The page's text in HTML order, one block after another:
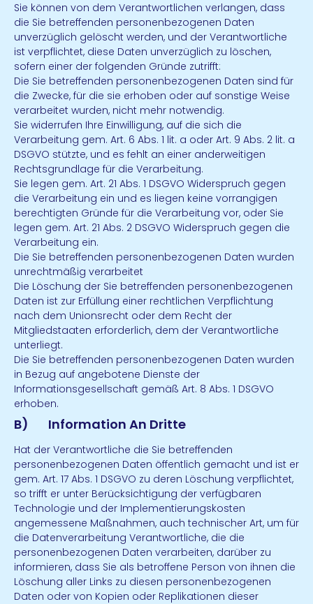
Sie können von dem Verantwortlichen verlangen, dass
die Sie betreffenden personenbezogenen Daten
unverzüglich gelöscht werden, und der Verantwortliche
ist verpflichtet, diese Daten unverzüglich zu löschen,
sofern einer der folgenden Gründe zutrifft:
Die Sie betreffenden personenbezogenen Daten sind für
die Zwecke, für die sie erhoben oder auf sonstige Weise
verarbeitet wurden, nicht mehr notwendig.
Sie widerrufen Ihre Einwilligung, auf die sich die
Verarbeitung gem. Art. 6 Abs. 1 lit. a oder Art. 9 Abs. 2 lit. a
DSGVO stützte, und es fehlt an einer anderweitigen
Rechtsgrundlage für die Verarbeitung.
Sie legen gem. Art. 21 Abs. 1 DSGVO Widerspruch gegen
die Verarbeitung ein und es liegen keine vorrangigen
berechtigten Gründe für die Verarbeitung vor, oder Sie
legen gem. Art. 21 Abs. 2 DSGVO Widerspruch gegen die
Verarbeitung ein.
Die Sie betreffenden personenbezogenen Daten wurden
unrechtmäßig verarbeitet
Die Löschung der Sie betreffenden personenbezogenen
Daten ist zur Erfüllung einer rechtlichen Verpflichtung
nach dem Unionsrecht oder dem Recht der
Mitgliedstaaten erforderlich, dem der Verantwortliche
unterliegt.
Die Sie betreffenden personenbezogenen Daten wurden
in Bezug auf angebotene Dienste der
Informationsgesellschaft gemäß Art. 8 Abs. 1 DSGVO
erhoben.
B) Information An Dritte
Hat der Verantwortliche die Sie betreffenden
personenbezogenen Daten öffentlich gemacht und ist er
gem. Art. 17 Abs. 1 DSGVO zu deren Löschung verpflichtet,
so trifft er unter Berücksichtigung der verfügbaren
Technologie und der Implementierungskosten
angemessene Maßnahmen, auch technischer Art, um für
die Datenverarbeitung Verantwortliche, die die
personenbezogenen Daten verarbeiten, darüber zu
informieren, dass Sie als betroffene Person von ihnen die
Löschung aller Links zu diesen personenbezogenen
Daten oder von Kopien oder Replikationen dieser